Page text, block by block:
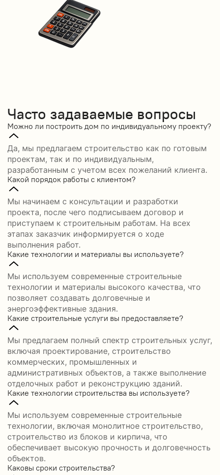
Часто задаваемые вопросы
Можно ли построить дом по индивидуальному проекту?
Да, мы предлагаем строительство как по готовым
проектам, так и по индивидуальным,
разработанным с учетом всех пожеланий клиента.
Какой порядок работы с клиентом?
Мы начинаем с консультации и разработки
проекта, после чего подписываем договор и
приступаем к строительным работам. На всех
этапах заказчик информируется о ходе
выполнения работ.
Какие технологии и материалы вы используете?
Мы используем современные строительные
технологии и материалы высокого качества, что
позволяет создавать долговечные и
энергоэффективные здания.
Какие строительные услуги вы предоставляете?
Мы предлагаем полный спектр строительных услуг,
включая проектирование, строительство
коммерческих, промышленных и
административных объектов, а также выполнение
отделочных работ и реконструкцию зданий.
Какие технологии строительства вы используете?
Мы используем современные строительные
технологии, включая монолитное строительство,
строительство из блоков и кирпича, что
обеспечивает высокую прочность и долговечность
объектов.
Каковы сроки строительства?